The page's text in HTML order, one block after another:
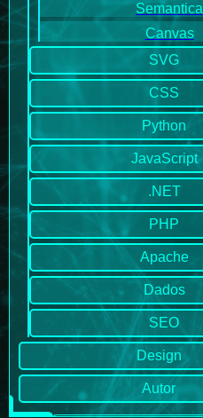
Semantica
Canvas
SVG
CSS
Python
JavaScript
.NET
PHP
Apache
Dados
SEO
Design
Autor